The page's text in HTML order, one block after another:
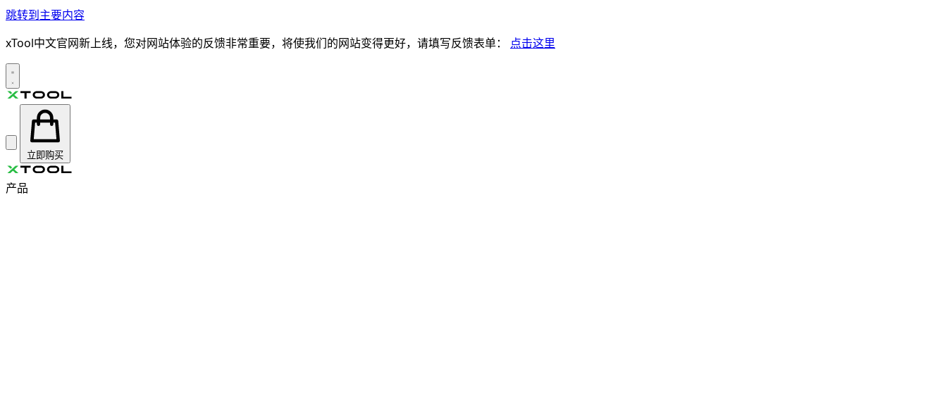
跳转到主要内容
xTool中文官网新上线，您对网站体验的反馈非常重要，将使我们的网站变得更好，请填写反馈表单： 点击这里
立即购买
产品